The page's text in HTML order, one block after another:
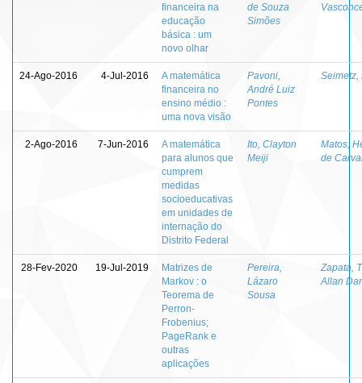
financeira na
educação
básica : um
novo olhar
de Souza
Simões
24-Ago-2016 4-Jul-2016
A matemática
financeira no
ensino médio :
uma nova visão
Pavoni,
André Luiz
Pontes
Seimetz,
2-Ago-2016 7-Jun-2016
A matemática
para alunos que
cumprem
medidas
socioeducativas
em unidades de
internação do
Distrito Federal
Ito, Clayton
Meiji
Matos,
de
28-Fev-2020 19-Jul-2019
Matrizes de
Markov : o
Teorema de
Perron-
Frobenius;
PageRank e
outras
aplicações
Pereira,
Lázaro
Sousa
Zapata,
Allan